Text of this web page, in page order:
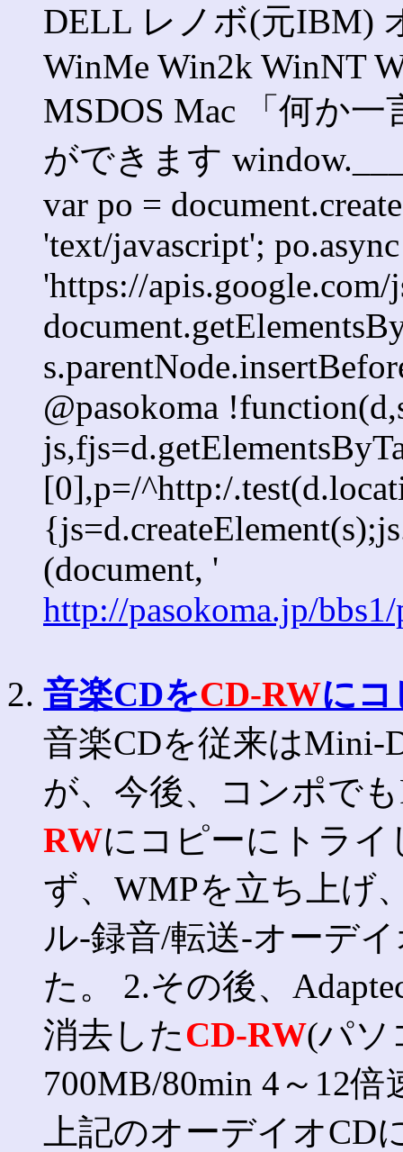
DELL レノボ(元IBM)
WinMe Win2k WinNT
MSDOS Mac 「何か
ができます
var po =
'text/javascript';
'https://
@pasokoma
[0],p=/^http:/
(document, '
http://pasokoma.jp/
2. 音楽CDをCD-RWにコ
音楽CDを従来はMini-
が、今後、コンポで
RWにコピーにトラ
ず、WMPを立ち上げ
ル-録音/転送-オーデ
た。 2.その後、
消去したCD-RW(パソ
700MB/80min 4～12
上記のオーデイオCD